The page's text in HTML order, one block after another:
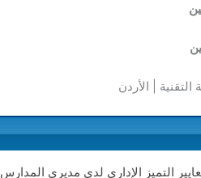
التقنية | الأردن
التميز الإداري لدى مديري المدارس